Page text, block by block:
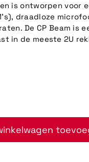
is ontworpen voor
draadloze
De CP Beam is
in de meeste 2U